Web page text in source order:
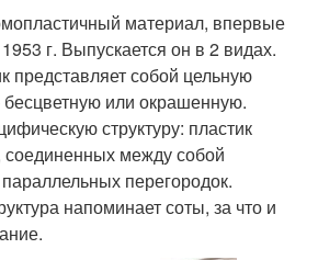
материал, впервые
г. Выпускается он в 2 видах.
представляет собой цельную
бесцветную или окрашенную.
структуру: пластик
соединенных между собой
перегородок.
напоминает соты, за что и